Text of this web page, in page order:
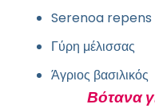
Serenoa repens
Γύρη μέλισσας
Άγριος βασιλικός
Βότανα